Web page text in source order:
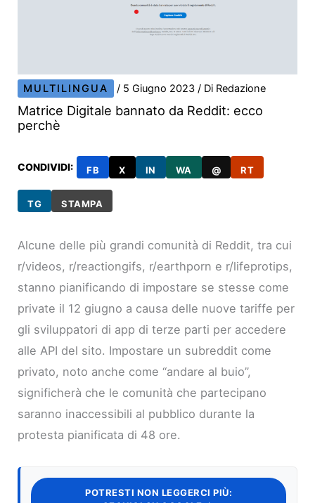
MULTILINGUA / 5 Giugno 2023/ Di Redazione
Matrice Digitale bannato da Reddit: ecco
perchè
CONDIVIDI: FB X IN WA @ RT
TG STAMPA
Alcune delle più grandi comunità di Reddit, tra cui
r/videos, r/reactiongifs, r/earthporn e r/lifeprotips,
stanno pianificando di impostare se stesse come
private il 12 giugno a causa delle nuove tariffe per
gli sviluppatori di app di terze parti per accedere
alle API del sito. Impostare un subreddit come
privato, noto anche come “andare al buio”,
significherà che le comunità che partecipano
saranno inaccessibili al pubblico durante la
protesta pianificata di 48 ore.
POTRESTI NON LEGGERCI PIÙ: